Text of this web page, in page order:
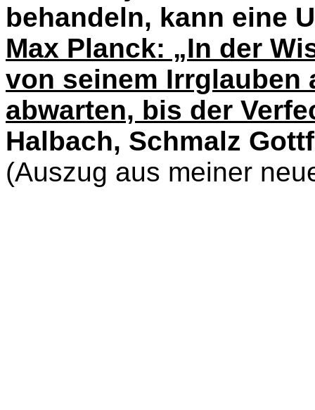
behandeln, kann eine
Max Planck: „In der
von seinem Irrglauben
abwarten, bis der
Halbach, Schmalz
(Auszug aus meiner